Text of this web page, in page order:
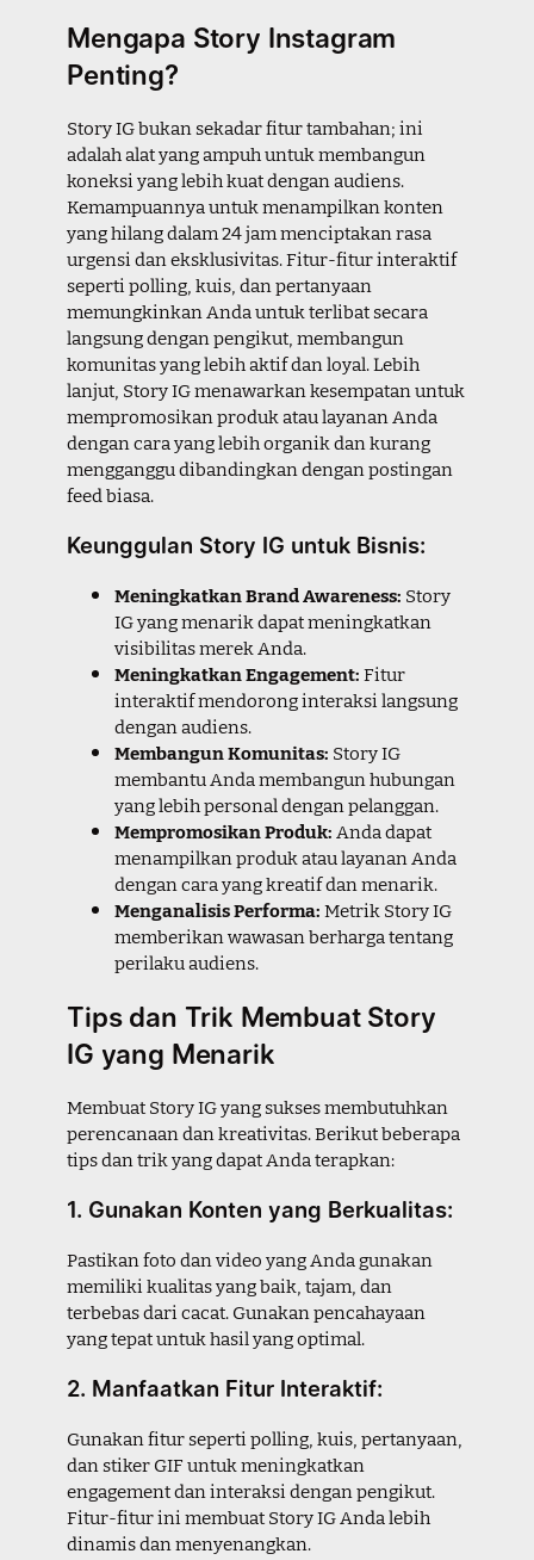
Mengapa Story Instagram
Penting?
Story IG bukan sekadar fitur tambahan; ini
adalah alat yang ampuh untuk membangun
koneksi yang lebih kuat dengan audiens.
Kemampuannya untuk menampilkan konten
yang hilang dalam 24 jam menciptakan rasa
urgensi dan eksklusivitas. Fitur-fitur interaktif
seperti polling, kuis, dan pertanyaan
memungkinkan Anda untuk terlibat secara
langsung dengan pengikut, membangun
komunitas yang lebih aktif dan loyal. Lebih
lanjut, Story IG menawarkan kesempatan untuk
mempromosikan produk atau layanan Anda
dengan cara yang lebih organik dan kurang
mengganggu dibandingkan dengan postingan
feed biasa.
Keunggulan Story IG untuk Bisnis:
Meningkatkan Brand Awareness: Story
IG yang menarik dapat meningkatkan
visibilitas merek Anda.
Meningkatkan Engagement:Fitur
interaktif mendorong interaksi langsung
dengan audiens.
Membangun Komunitas: Story IG
membantu Anda membangun hubungan
yang lebih personal dengan pelanggan.
Mempromosikan Produk:Anda dapat
menampilkan produk atau layanan Anda
dengan cara yang kreatif dan menarik.
Menganalisis Performa:Metrik Story IG
memberikan wawasan berharga tentang
perilaku audiens.
Tips dan Trik Membuat Story
IG yang Menarik
Membuat Story IG yang sukses membutuhkan
perencanaan dan kreativitas. Berikut beberapa
tips dan trik yang dapat Anda terapkan:
1. Gunakan Konten yang Berkualitas:
Pastikan foto dan video yang Anda gunakan
memiliki kualitas yang baik, tajam, dan
terbebas dari cacat. Gunakan pencahayaan
yang tepat untuk hasil yang optimal.
2. Manfaatkan Fitur Interaktif:
Gunakan fitur seperti polling, kuis, pertanyaan,
dan stiker GIF untuk meningkatkan
engagement dan interaksi dengan pengikut.
Fitur-fitur ini membuat Story IG Anda lebih
dinamis dan menyenangkan.